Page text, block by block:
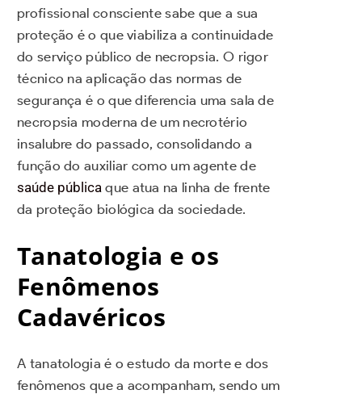
profissional consciente sabe que a sua
proteção é o que viabiliza a continuidade
do serviço público de necropsia. O rigor
técnico na aplicação das normas de
segurança é o que diferencia uma sala de
necropsia moderna de um necrotério
insalubre do passado, consolidando a
função do auxiliar como um agente de
saúde pública que atua na linha de frente
da proteção biológica da sociedade.
Tanatologia e os
Fenômenos
Cadavéricos
A tanatologia é o estudo da morte e dos
fenômenos que a acompanham, sendo um